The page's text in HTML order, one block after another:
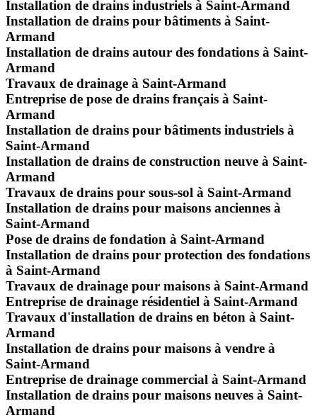
Installation de drains industriels à Saint-Armand
Installation de drains pour bâtiments à Saint-
Armand
Installation de drains autour des fondations à Saint-
Armand
Travaux de drainage à Saint-Armand
Entreprise de pose de drains français à Saint-
Armand
Installation de drains pour bâtiments industriels à
Saint-Armand
Installation de drains de construction neuve à Saint-
Armand
Travaux de drains pour sous-sol à Saint-Armand
Installation de drains pour maisons anciennes à
Saint-Armand
Pose de drains de fondation à Saint-Armand
Installation de drains pour protection des fondations
à Saint-Armand
Travaux de drainage pour maisons à Saint-Armand
Entreprise de drainage résidentiel à Saint-Armand
Travaux d'installation de drains en béton à Saint-
Armand
Installation de drains pour maisons à vendre à
Saint-Armand
Entreprise de drainage commercial à Saint-Armand
Installation de drains pour maisons neuves à Saint-
Armand